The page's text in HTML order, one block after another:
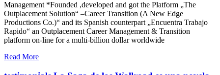
Management *Founded ,developed and got the Platform „The
Outplacement Solution“ –Career Transition (A New Edge
Productions Co.)“ and its Spanish counterpart „Encuentra Trabajo
Rapido“ an Outplacement Career Management & Transition
platform on-line for a multi-billion dollar worldwide
Read More